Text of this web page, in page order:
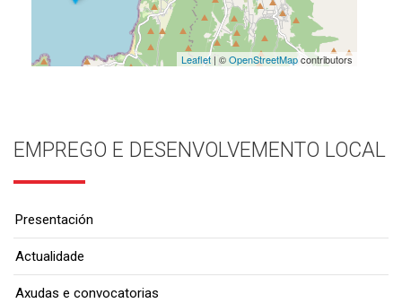
Leaflet| ©OpenStreetMapcontributors
EMPREGO E DESENVOLVEMENTO LOCAL
Presentación
Actualidade
Axudas e convocatorias